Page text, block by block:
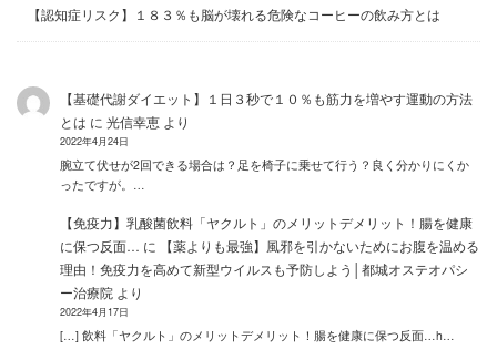
【認知症リスク】１８３％も脳が壊れる危険なコーヒーの飲み方とは
【基礎代謝ダイエット】１日３秒で１０％も筋力を増やす運動の方法
とは に 光信幸恵 より
2022年4月24日
腕立て伏せが2回できる場合は？足を椅子に乗せて行う？良く分かりにくか
ったですが。…
【免疫力】乳酸菌飲料「ヤクルト」のメリットデメリット！腸を健康
に保つ反面… に
【薬よりも最強】風邪を引かないためにお腹を温める
理由！免疫力を高めて新型ウイルスも予防しよう│都城オステオパシ
ー治療院 より
2022年4月17日
[…] 飲料「ヤクルト」のメリットデメリット！腸を健康に保つ反面…h…